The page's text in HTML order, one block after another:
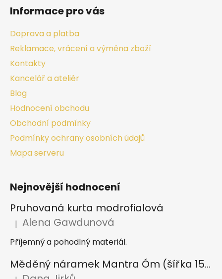
Informace pro vás
Doprava a platba
Reklamace, vrácení a výměna zboží
Kontakty
Kancelář a ateliér
Blog
Hodnocení obchodu
Obchodní podmínky
Podmínky ochrany osobních údajů
Mapa serveru
Nejnovější hodnocení
Pruhovaná kurta modrofialová
Hodnocení produktu je 5 z 5 hvězdiček.
| Alena Gawdunová
Příjemný a pohodlný materiál.
Měděný náramek Mantra Óm (šířka 15 mm)